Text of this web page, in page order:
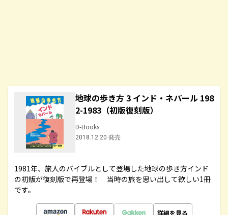
地球の歩き方 3 インド・ネパール 198
2-1983（初版復刻版）
D-Books
2018.12.20 発売
1981年、旅人のバイブルとして登場した地球の歩き方インド
の初版が復刻版で再登場！ 当時の旅を思い出して欲しい1冊
です。
詳細を見る